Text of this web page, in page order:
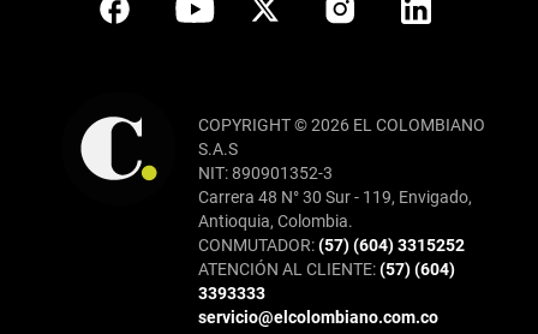
COPYRIGHT © 2026 EL COLOMBIANO
S.A.S
NIT: 890901352-3
Carrera 48 N° 30 Sur - 119, Envigado,
Antioquia, Colombia.
CONMUTADOR:(57) (604) 3315252
ATENCIÓN AL CLIENTE:(57) (604)
3393333
servicio@elcolombiano.com.co